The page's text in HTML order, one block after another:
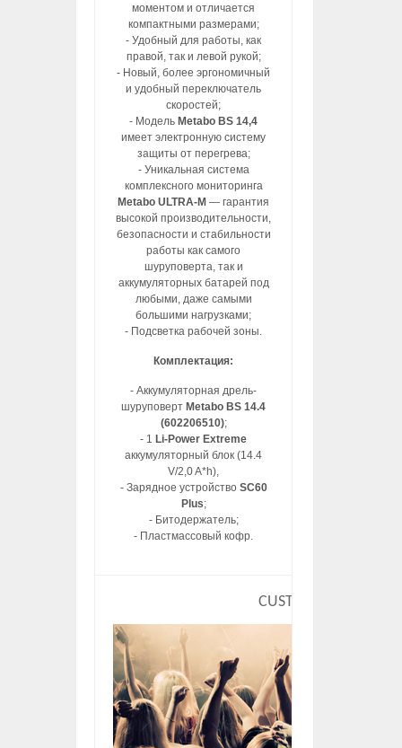
моментом и отличается
компактными размерами;
- Удобный для работы, как
правой, так и левой рукой;
- Новый, более эргономичный
и удобный переключатель
скоростей;
- Модель Metabo BS 14,4
имеет электронную систему
защиты от перегрева;
- Уникальная система
комплексного мониторинга
Metabo ULTRA-M — гарантия
высокой производительности,
безопасности и стабильности
работы как самого
шуруповерта, так и
аккумуляторных батарей под
любыми, даже самыми
большими нагрузками;
- Подсветка рабочей зоны.
Комплектация:
- Аккумуляторная дрель-
шуруповерт Metabo BS 14.4
(602206510);
- 1 Li-Power Extreme
аккумуляторный блок (14.4
V/2,0 A*h),
- Зарядное устройство SC60
Plus;
- Битодержатель;
- Пластмассовый кофр.
CUSTOM HTML